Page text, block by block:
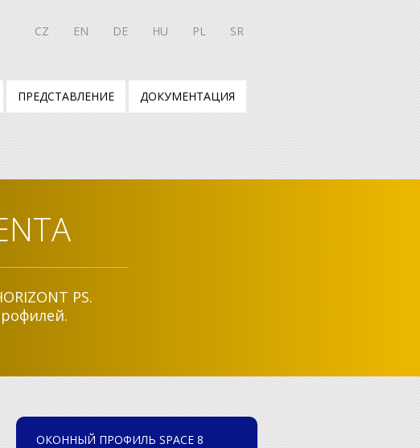
CZ EN DE HU PL SR
ПРЕДСТАВЛЕНИЕ ДОКУМЕНТАЦИЯ
PS.
ОКОННЫЙ ПРОФИЛЬ SPACE 8